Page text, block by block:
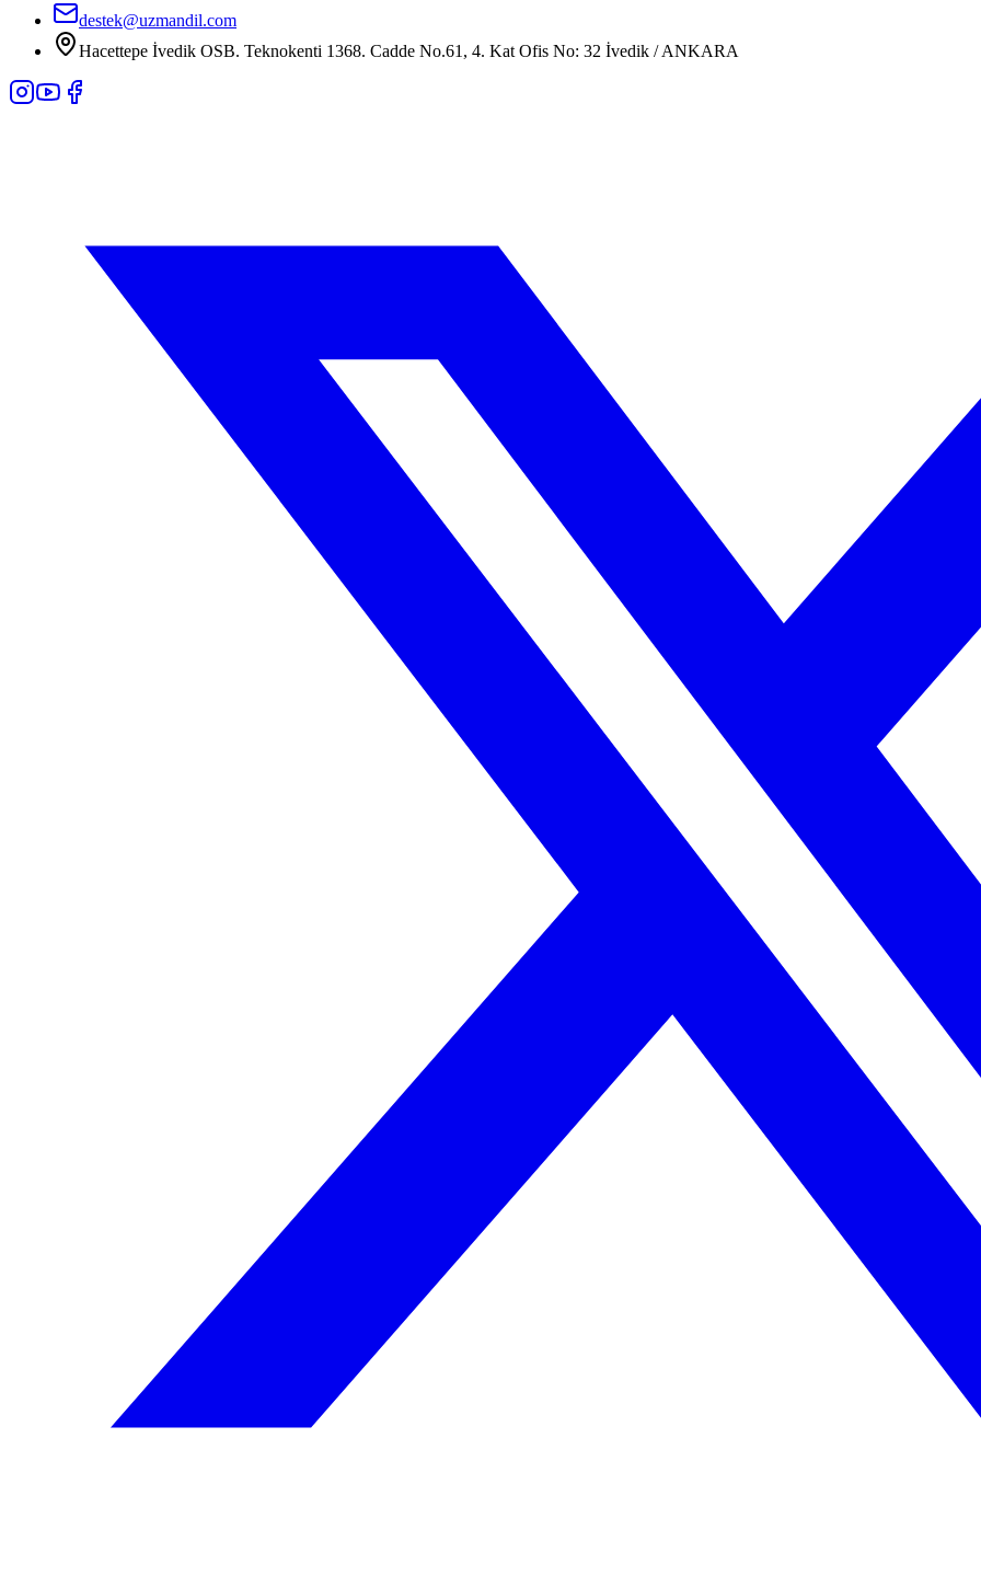
destek@uzmandil.com
Hacettepe İvedik OSB. Teknokenti 1368. Cadde No.61, 4. Kat Ofis No: 32 İvedik / ANKARA